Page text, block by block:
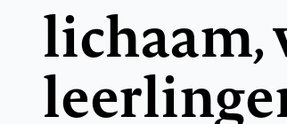
lichaam,